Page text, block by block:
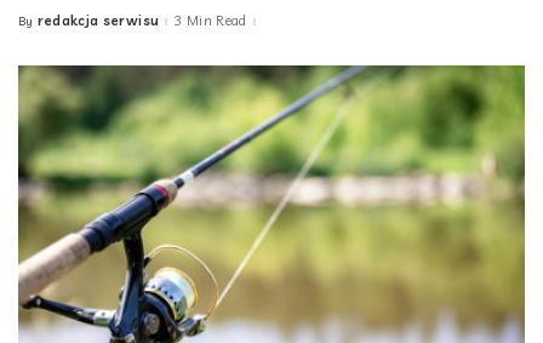
Posted
By redakcja serwisu 3 Min Read